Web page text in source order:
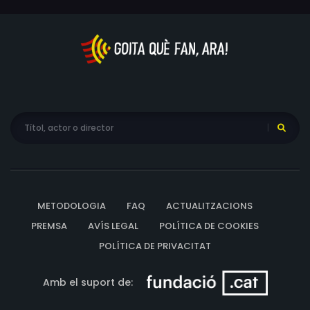
Jaiganesh, Jacqueline Jones, Helena Mahn, Leanne
Turrell, Jack Carter, Sam Carter, David Dahya, Tony
METODOLOGIA FAQ
ACTUALITZACIONS
PREMSA
AVÍS LEGAL
POLÍTICA DE COOKIES
POLÍTICA DE PRIVACITAT
Amb el suport de: